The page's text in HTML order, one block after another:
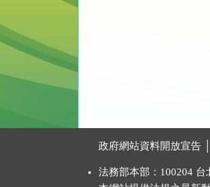
政府網站資料開放宣告
法務部本部：100204